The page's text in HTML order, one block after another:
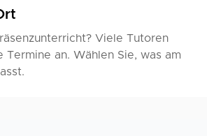
Viele Tutoren
Termine an. Wählen Sie, was am